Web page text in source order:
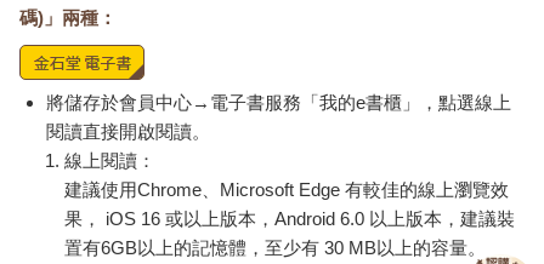
碼)」兩種：
將儲存於會員中心→電子書服務「我的e書櫃」，點選線上
閱讀直接開啟閱讀。
線上閱讀：
建議使用Chrome、Microsoft Edge 有較佳的線上瀏覽效
果， iOS 16 或以上版本，Android 6.0 以上版本，建議裝
置有6GB以上的記憶體，至少有 30 MB以上的容量。